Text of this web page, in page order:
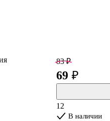
83 ₽
69 ₽
12
В наличии